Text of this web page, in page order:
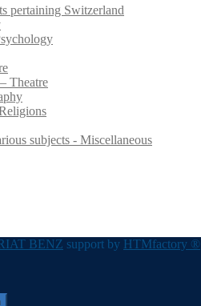
pertaining Switzerland
Theatre
subjects - Miscellaneous
BENZ support by HTMfactory ®